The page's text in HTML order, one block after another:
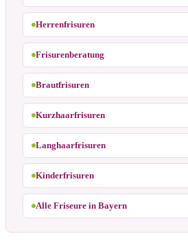
Herrenfrisuren
Frisurenberatung
Brautfrisuren
Kurzhaarfrisuren
Langhaarfrisuren
Kinderfrisuren
Alle Friseure in Bayern